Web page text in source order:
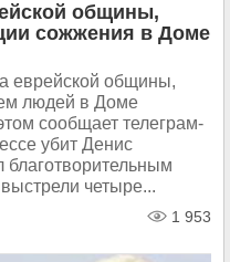
общины,
сожжения в Доме
еврейской общины,
людей в Доме
сообщает телеграм-
убит Денис
благотворительным
четыре...
1 953